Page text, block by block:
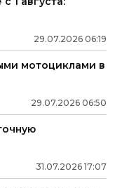
29.07.2026 06:19
мотоциклами в
29.07.2026 06:50
31.07.2026 17:07